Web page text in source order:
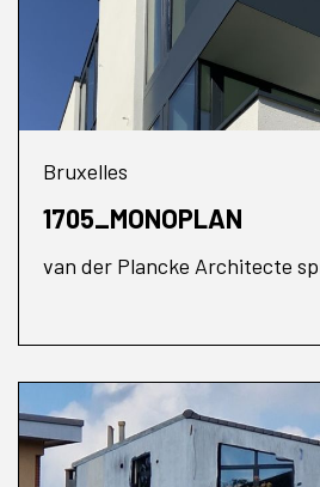
Bruxelles
1705_MONOPLAN
van der Plancke Architecte